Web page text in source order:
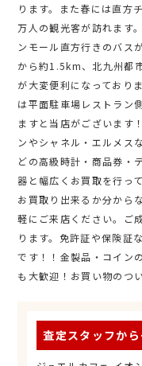
ります。また春には直方
万人の観光客が訪れます
ンモール直方行きのバス
から約1.5km、北九州都
が大変便利になっており
は平面駐車場レストラン
ますと当店がございます
ンやシャネル・エルメス
どの高級時計・商品券・
器と幅広くお買取を行っ
お買取り出来るか分から
軽にご来店ください。ご
ります。免許証や保険証
です！！金製品・コイン
も大歓迎！お買い物のつ
査定スタッフか